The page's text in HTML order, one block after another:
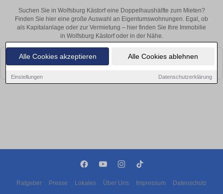
Alle Cookies akzeptieren Alle Cookies ablehnen
Einstellungen Datenschutzerklärung
Suchen Sie in Wolfsburg Kästorf eine Doppelhaushälfte zum Mieten?
Finden Sie hier eine große Auswahl an Eigentumswohnungen. Egal, ob
als Kapitalanlage oder zur Vermietung – hier finden Sie Ihre Immobilie
in Wolfsburg Kästorf oder in der Nähe.
Leider konnten wir derzeit keine passenden Objekte finden. Schauen Sie
bald wieder vorbei!
Ratgeber Presse Lokales Über Uns Impressum Datenschutz